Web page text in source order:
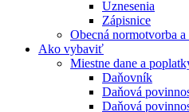
Uznesenia
Zápisnice
Obecná normotvorba
Ako vybaviť
Miestne dane a
Daňovník
Daňová
Daňová